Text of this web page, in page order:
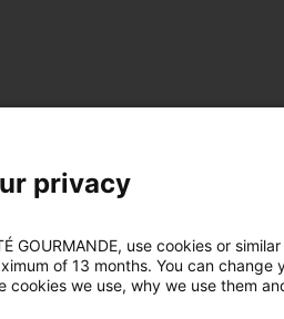
privacy
GOURMANDE, use cookies or
of 13 months. You can
cookies we use, why we use them